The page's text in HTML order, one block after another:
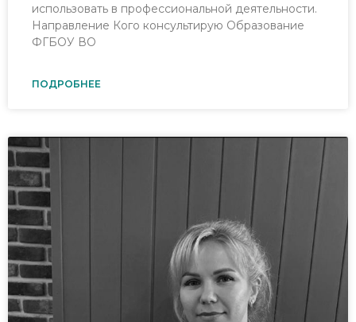
использовать в профессиональной деятельности.
Направление Кого консультирую Образование
ФГБОУ ВО
ПОДРОБНЕЕ